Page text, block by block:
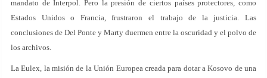
mandato de Interpol. Pero la presión de ciertos países protectores, como
Estados Unidos o Francia, frustraron el trabajo de la justicia. Las
conclusiones de Del Ponte y Marty duermen entre la oscuridad y el polvo de
los archivos.
La Eulex, la misión de la Unión Europea creada para dotar a Kosovo de una